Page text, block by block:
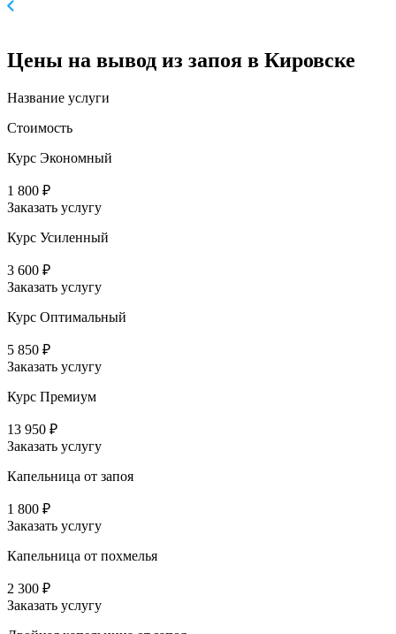
Цены на вывод из запоя в Кировске
Название услуги
Стоимость
Курс Экономный
1 800 ₽
Заказать услугу
Курс Усиленный
3 600 ₽
Заказать услугу
Курс Оптимальный
5 850 ₽
Заказать услугу
Курс Премиум
13 950 ₽
Заказать услугу
Капельница от запоя
1 800 ₽
Заказать услугу
Капельница от похмелья
2 300 ₽
Заказать услугу